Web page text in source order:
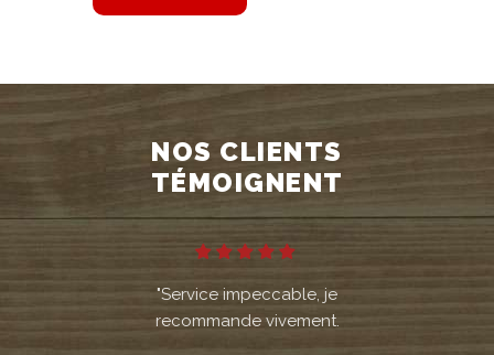
NOS CLIENTS
TÉMOIGNENT
Service impeccable, je
recommande vivement.